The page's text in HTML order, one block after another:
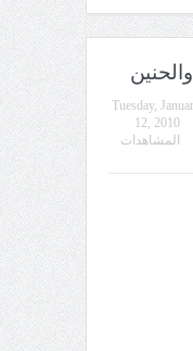
Tuesday,
12, 2010
المشاهدات